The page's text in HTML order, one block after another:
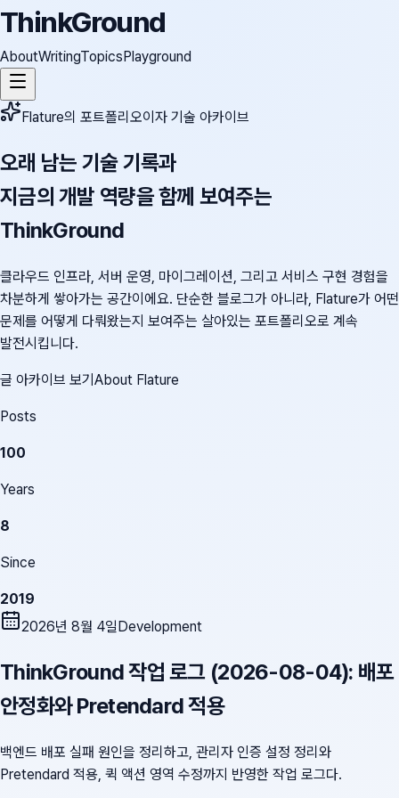
ThinkGround
AboutWritingTopicsPlayground
Flature의 포트폴리오이자 기술 아카이브
오래 남는 기술 기록과
지금의 개발 역량을 함께 보여주는
ThinkGround
클라우드 인프라, 서버 운영, 마이그레이션, 그리고 서비스 구현 경험을
차분하게 쌓아가는 공간이에요. 단순한 블로그가 아니라, Flature가 어떤
문제를 어떻게 다뤄왔는지 보여주는 살아있는 포트폴리오로 계속
발전시킵니다.
글 아카이브 보기 About Flature
Posts
100
Years
8
Since
2019
2026년 8월 4일Development
ThinkGround 작업 로그 (2026-08-04): 배포
안정화와 Pretendard 적용
백엔드 배포 실패 원인을 정리하고, 관리자 인증 설정 정리와
Pretendard 적용, 퀵 액션 영역 수정까지 반영한 작업 로그다.